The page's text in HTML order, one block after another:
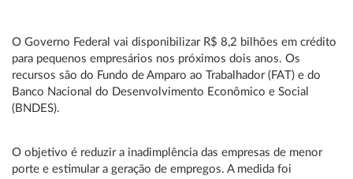
O Governo Federal vai disponibilizar R$ 8,2 bilhões em crédito
para pequenos empresários nos próximos dois anos. Os
recursos são do Fundo de Amparo ao Trabalhador (FAT) e do
Banco Nacional do Desenvolvimento Econômico e Social
(BNDES).
O objetivo é reduzir a inadimplência das empresas de menor
porte e estimular a geração de empregos. A medida foi